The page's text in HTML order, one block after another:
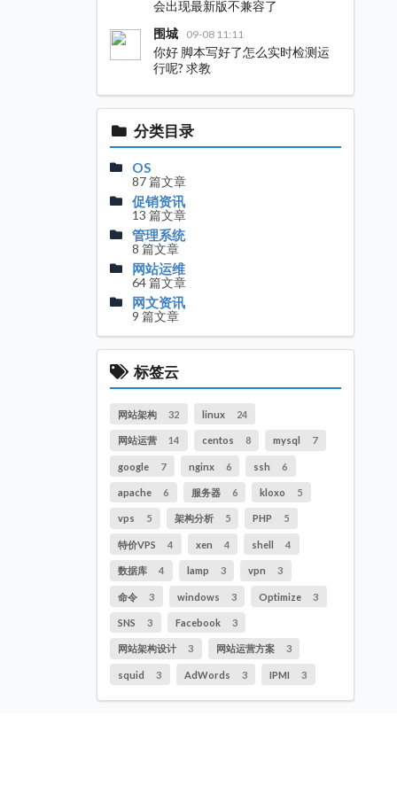
会出现最新版不兼容了
围城
09-08 11:11
你好 脚本写好了怎么实时检测运
行呢? 求教
分类目录
OS
87 篇文章
促销资讯
13 篇文章
管理系统
8 篇文章
网站运维
64 篇文章
网文资讯
9 篇文章
标签云
网站架构 32 linux 24
网站运营 14 centos 8 mysql 7
google 7 nginx 6 ssh 6
apache 6 服务器 6 kloxo 5
vps 5 架构分析 5 PHP 5
特价VPS 4 xen 4 shell 4
数据库 4 lamp 3 vpn 3
命令 3 windows 3 Optimize 3
SNS 3 Facebook 3
网站架构设计 3 网站运营方案 3
squid 3 AdWords 3 IPMI 3